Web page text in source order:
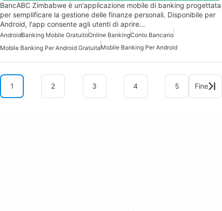
BancABC Zimbabwe è un'applicazione mobile di banking progettata
per semplificare la gestione delle finanze personali. Disponibile per
Android, l'app consente agli utenti di aprire…
AndroidBanking Mobile GratuitoOnline BankingConto Bancario
Mobile Banking Per Android GratuitaMobile Banking Per Android
1 2 3 4 5 Fine